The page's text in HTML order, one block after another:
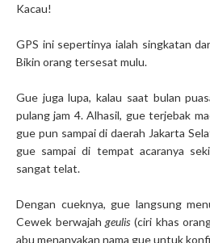
Kacau!
GPS ini sepertinya ialah singkatan
Bikin orang tersesat mulu.
Gue juga lupa, kalau saat bulan
pulang jam 4. Alhasil, gue terjebak
gue pun sampai di daerah Jakarta
gue sampai di tempat acaranya
sangat telat.
Dengan cueknya, gue langsung
Cewek berwajahgeulis (ciri khas
abu menanyakan nama gue untuk